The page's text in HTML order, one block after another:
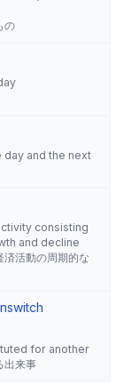
の
and the next
consisting
and decline
活動の周期的な
switch
for another
出来事